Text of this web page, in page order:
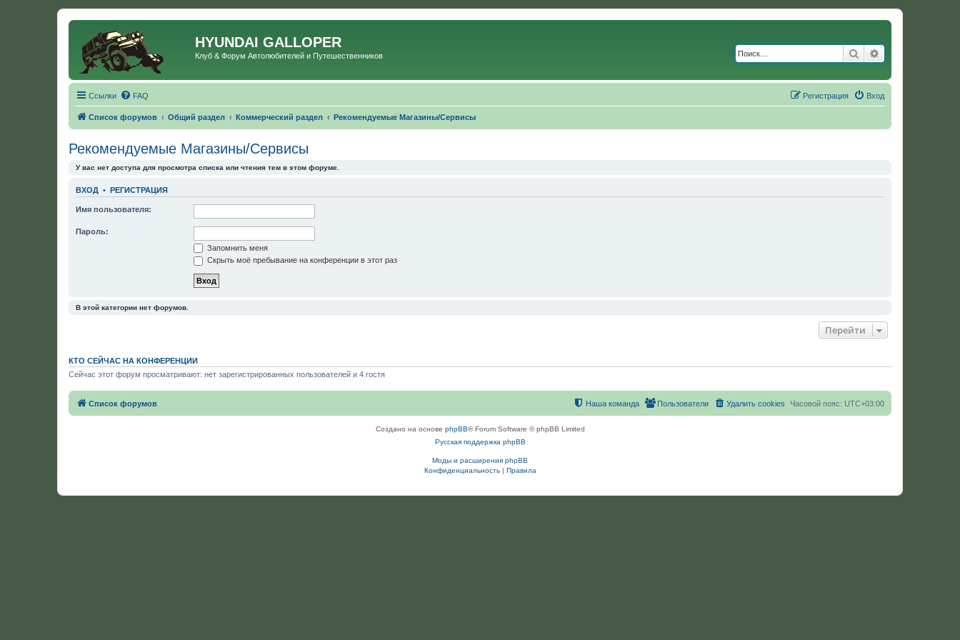
HYUNDAI GALLOPER
Клуб & Форум Автолюбителей и Путешественников Поиск
Ссылки FAQ Вход
Регистрация
Список форумов Общий раздел Коммерческий раздел Рекомендуемые Магазины/Сервисы
Рекомендуемые Магазины/Сервисы
У вас нет доступа для просмотра списка или чтения тем в этом форуме.
ВХОД • РЕГИСТРАЦИЯ
Имя пользователя:
Пароль:
Запомнить меня
Скрыть моё пребывание на конференции в этот раз
В этой категории нет форумов.
Перейти
КТО СЕЙЧАС НА КОНФЕРЕНЦИИ
Сейчас этот форум просматривают: нет зарегистрированных пользователей и 4 гостя
Список форумов Часовой пояс: UTC+03:00
Удалить cookies
Пользователи
Наша команда
Создано на основе phpBB® Forum Software © phpBB Limited
Русская поддержка phpBB
Моды и расширения phpBB
Конфиденциальность| Правила